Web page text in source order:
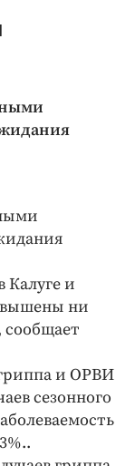
и
ни
сообщает
и ОРВИ
сезонного